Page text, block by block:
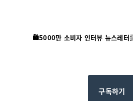
🛍️5000만 소비자 인터뷰 뉴스레터
구독하기